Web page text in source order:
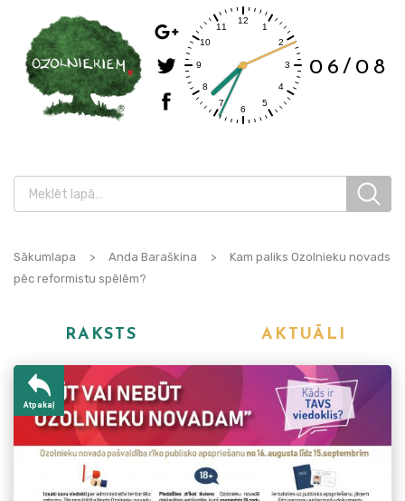
06/08
Sākumlapa > Anda Baraškina >
Kam paliks Ozolnieku novads
pēc reformistu spēlēm?
RAKSTS AKTUĀLI
Atpakaļ